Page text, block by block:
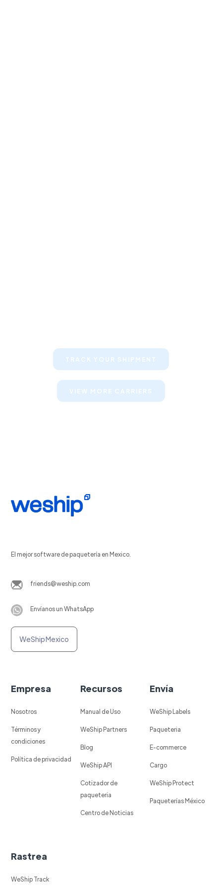
TRACK YOUR SHIPMENT
VIEW MORE CARRIERS
El mejor software de paquetería en Mexico.
friends@weship.com
Envíanos un WhatsApp
WeShip Mexico
Empresa
Nosotros
Términos y
condiciones
Política de privacidad
Recursos
Manual de Uso
WeShip Partners
Blog
WeShip API
Cotizador de
paqueteria
Centro de Noticias
Envía
WeShip Labels
Paqueteria
E-commerce
Cargo
WeShip Protect
Paqueterías México
Rastrea
WeShip Track